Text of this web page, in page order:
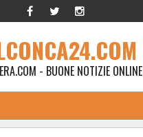
- BUONE NOTIZIE ONLINE